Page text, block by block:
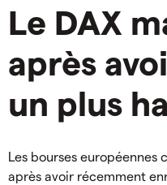
Le DAX
après
un plus
Les bourses
après avoir récemment